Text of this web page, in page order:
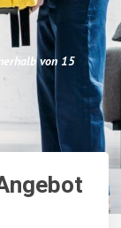
von 15